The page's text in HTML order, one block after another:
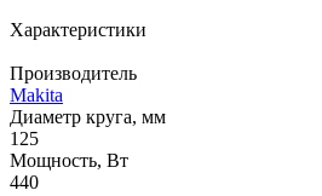
Характеристики
Производитель
Makita
Диаметр круга, мм
125
Мощность, Вт
440